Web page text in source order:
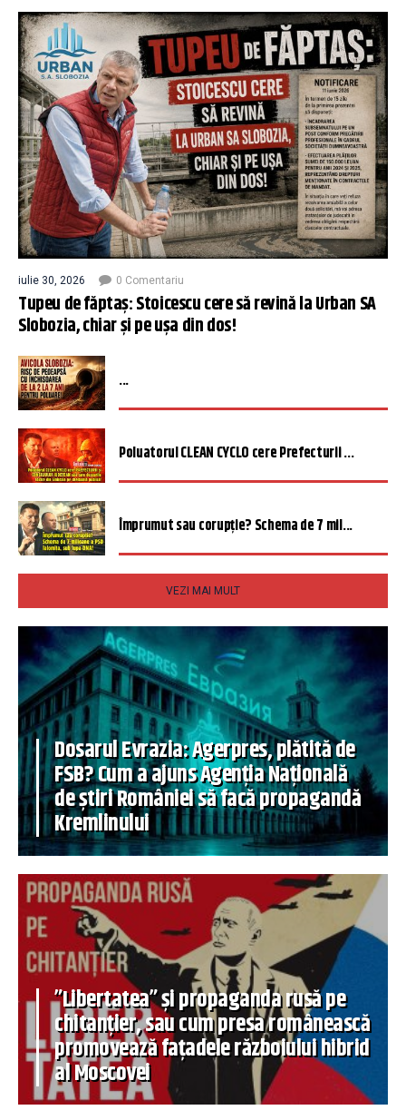
iulie 30, 2026 0 Comentariu
Tupeu de făptaș: Stoicescu cere să revină la Urban SA
Slobozia, chiar și pe ușa din dos!
...
Poluatorul CLEAN CYCLO cere Prefecturii ...
Împrumut sau corupție? Schema de 7 mil...
VEZI MAI MULT
Dosarul Evrazia: Agerpres, plătită de
FSB? Cum a ajuns Agenția Națională
de știri României să facă propagandă
Kremlinului
”Libertatea” și propaganda rusă pe
chitanțier, sau cum presa românească
promovează fațadele războiului hibrid
al Moscovei